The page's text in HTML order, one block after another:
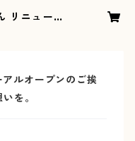
リニューア
アルオープンのご挨
を。